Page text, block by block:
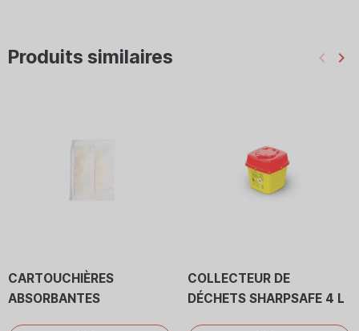
Produits similaires keyboard_arrow_left keyboard_arrow_right
CARTOUCHIÈRES
ABSORBANTES
COLLECTEUR DE
DÉCHETS SHARPSAFE 4 L